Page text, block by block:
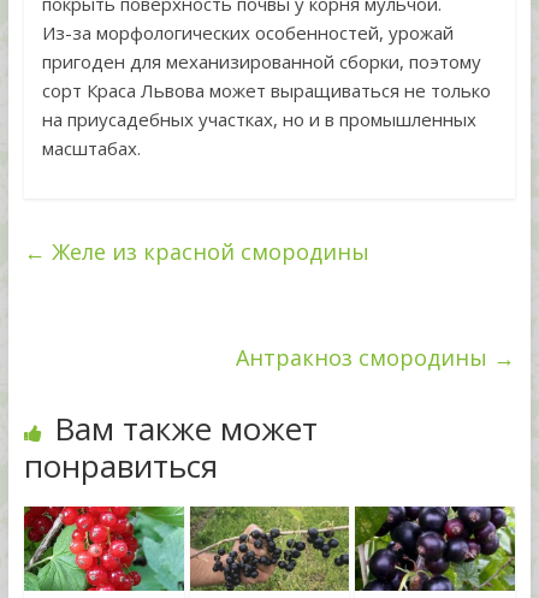
Из-за морфологических особенностей, урожай
пригоден для механизированной сборки, поэтому
сорт Краса Львова может выращиваться не только
на приусадебных участках, но и в промышленных
масштабах.
← Желе из красной смородины
Антракноз смородины →
Вам также может
понравиться